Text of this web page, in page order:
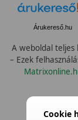
Árukereső.hu
A weboldal teljes
– Ezek
Cookie